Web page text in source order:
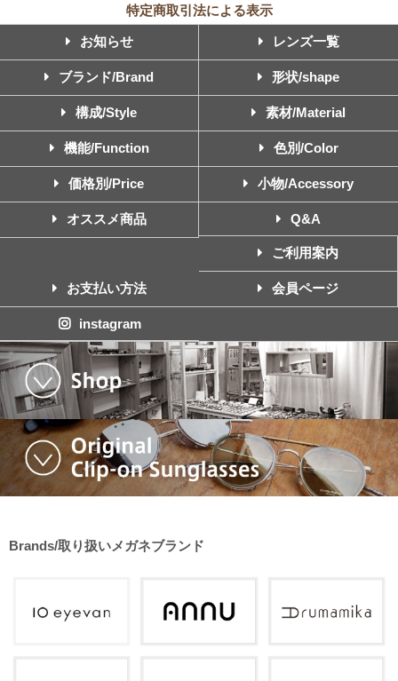
特定商取引法による表示
お知らせ レンズ一覧
ブランド/Brand 形状/shape
構成/Style 素材/Material
機能/Function 色別/Color
価格別/Price 小物/Accessory
オススメ商品 Q&A
ご利用案内
お支払い方法 会員ページ
instagram
Brands/取り扱いメガネブランド